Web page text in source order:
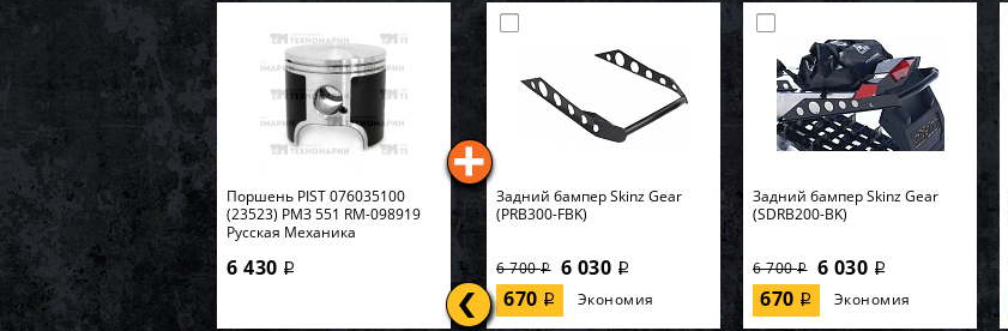
Поршень PIST 076035100
(23523) РМЗ 551 RM-098919
Русская Механика
6 430 i
Задний бампер Skinz Gear
(PRB300-FBK)
6 700i 6 030 i
670 i Экономия
Задний бампер Skinz Gear
(SDRB200-BK)
6 700i 6 030 i
670 i Экономия